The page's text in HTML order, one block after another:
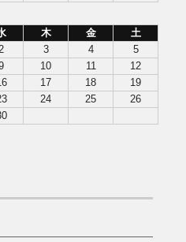
木 金
土
2 3 4
5
10 11
12
17 18
19
24 25
26